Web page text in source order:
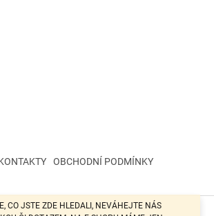
CO JSTE ZDE HLEDALI, NEVÁHEJTE NÁS
OBCHODNÍ PODMÍNKY